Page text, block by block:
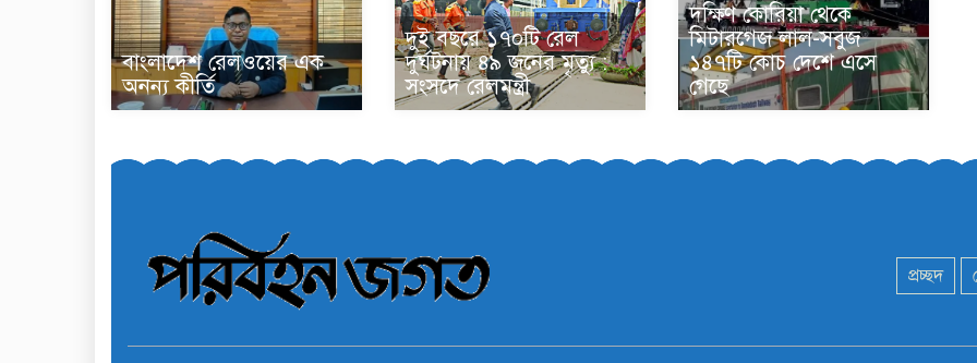
বাংলাদেশ রেলওয়ের এক
অনন্য কীর্তি
দুই বছরে ১৭০টি রেল
দুর্ঘটনায় ৪৯ জনের মৃত্যু :
সংসদে রেলমন্ত্রী
দক্ষিণ কোরিয়া থেকে
মিটারগেজ লাল-সবুজ
১৪৭টি কোচ দেশে এসে
গেছে
প্রচ্ছদ